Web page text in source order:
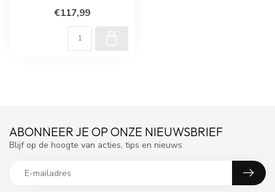
€117,99
ABONNEER JE OP ONZE NIEUWSBRIEF
Blijf op de hoogte van acties, tips en nieuws